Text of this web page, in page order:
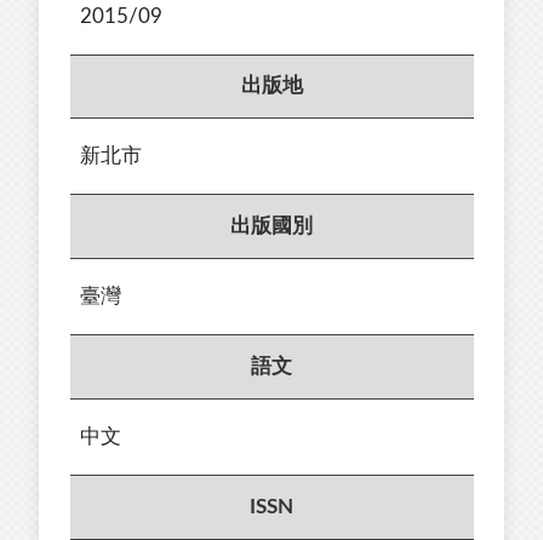
2015/09
出版地
新北市
出版國別
臺灣
語文
中文
ISSN